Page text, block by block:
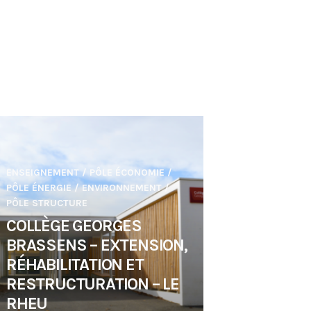
ENSEIGNEMENT/ PÔLE ÉCONOMIE/
PÔLE ÉNERGIE / ENVIRONNEMENT/
PÔLE STRUCTURE
COLLÈGE GEORGES
BRASSENS – EXTENSION,
RÉHABILITATION ET
RESTRUCTURATION – LE
RHEU